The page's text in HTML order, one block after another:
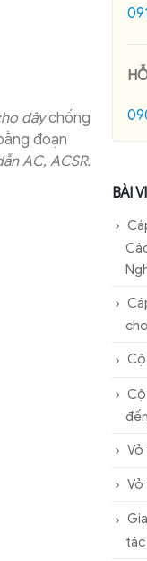
dâychống
đoạn
AC, ACSR.
BÀI
Vỏ